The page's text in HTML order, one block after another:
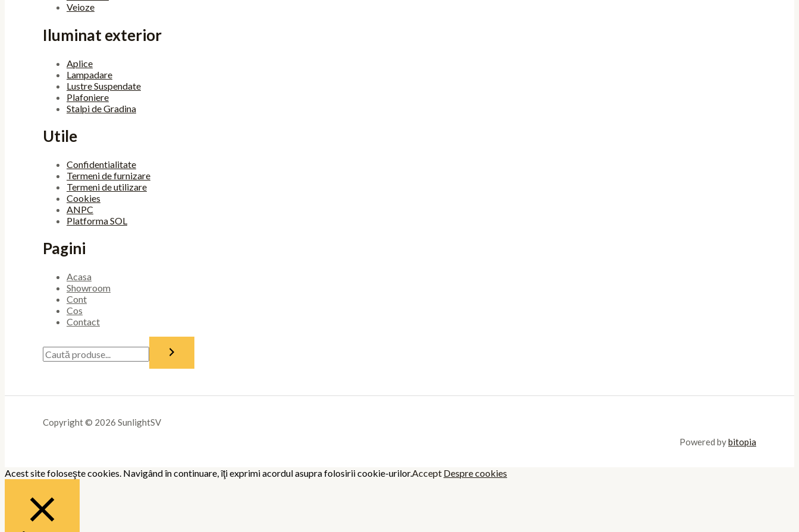
Veioze
Iluminat exterior
Aplice
Lampadare
Lustre Suspendate
Plafoniere
Stalpi de Gradina
Utile
Confidentialitate
Termeni de furnizare
Termeni de utilizare
Cookies
ANPC
Platforma SOL
Pagini
Acasa
Showroom
Cont
Cos
Contact
Copyright © 2026 SunlightSV
Powered bybitopia
Acest site foloseşte cookies. Navigând în continuare, îţi exprimi acordul asupra folosirii cookie-urilor.Accept Despre cookies